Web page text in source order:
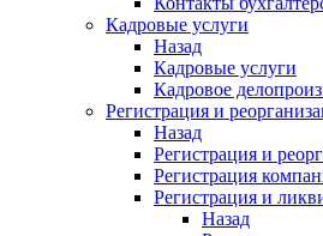
Кадровые услуги
Назад
Кадровые услуги
Кадровое
Регистрация и
Назад
Регистрация и
Регистрация
Регистрация и
Назад